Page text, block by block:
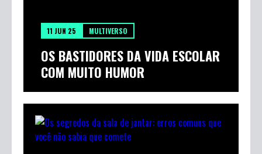
11 JUN 25 MULTIVERSO
OS BASTIDORES DA VIDA ESCOLAR
COM MUITO HUMOR